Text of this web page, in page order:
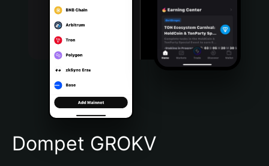
Português (Portugal)
Bahasa Indonesia
Português (Brasil)
Español (Argentina)
Dompet GROKV